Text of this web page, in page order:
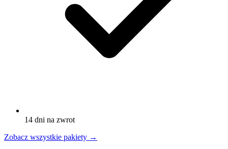
14 dni na zwrot
Zobacz wszystkie pakiety →